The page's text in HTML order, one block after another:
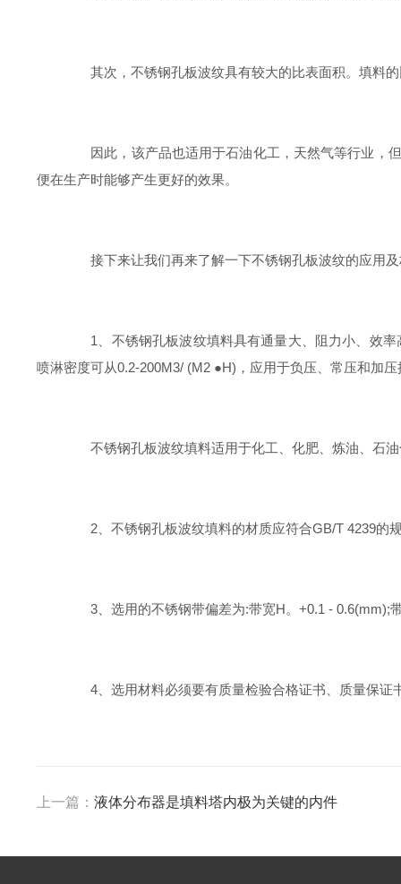
其次，不锈钢孔板波纹具有较大的比表面积。填料的
因此，该产品也适用于石油化工，天然气等行业，但
便在生产时能够产生更好的效果。
接下来让我们再来了解一下不锈钢孔板波纹的应用及
1、不锈钢孔板波纹填料具有通量大、阻力小、效率
喷淋密度可从0.2-200M3/ (M2 ●H)，应用于负压、常压和加压
不锈钢孔板波纹填料适用于化工、化肥、炼油、石油
2、不锈钢孔板波纹填料的材质应符合GB/T 4239的
3、选用的不锈钢带偏差为:带宽H。+0.1 - 0.6(mm);
4、选用材料必须要有质量检验合格证书、质量保证
上一篇： 液体分布器是填料塔内极为关键的内件